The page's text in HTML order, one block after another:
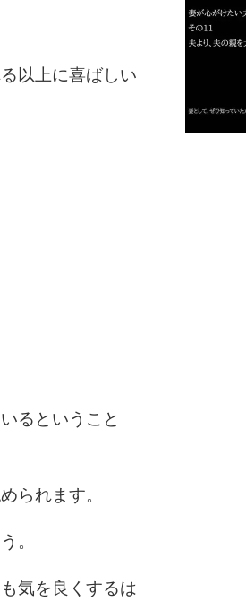
以上に喜ばしい
るということ
られます。
。
気を良くするは
3